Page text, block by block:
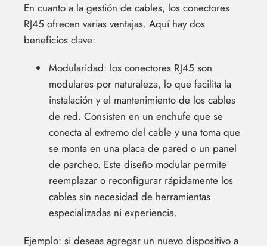
En cuanto a la gestión de cables, los conectores
RJ45 ofrecen varias ventajas. Aquí hay dos
beneficios clave:
Modularidad: los conectores RJ45 son
modulares por naturaleza, lo que facilita la
instalación y el mantenimiento de los cables
de red. Consisten en un enchufe que se
conecta al extremo del cable y una toma que
se monta en una placa de pared o un panel
de parcheo. Este diseño modular permite
reemplazar o reconfigurar rápidamente los
cables sin necesidad de herramientas
especializadas ni experiencia.
Ejemplo: si deseas agregar un nuevo dispositivo a